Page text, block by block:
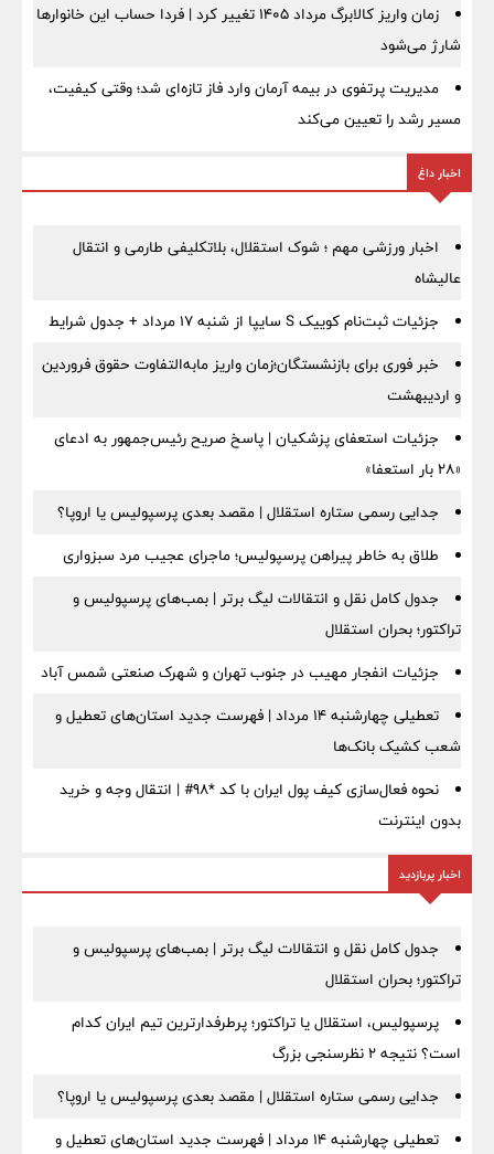
زمان واریز کالابرگ مرداد ۱۴۰۵ تغییر کرد | فردا حساب این خانوارها
شارژ می‌شود
مدیریت پرتفوی در بیمه آرمان وارد فاز تازه‌ای شد؛ وقتی کیفیت،
مسیر رشد را تعیین می‌کند
اخبار داغ
اخبار ورزشی مهم ؛ شوک استقلال، بلاتکلیفی طارمی و انتقال
عالیشاه
جزئیات ثبت‌نام کوییک S سایپا از شنبه ۱۷ مرداد + جدول شرایط
خبر فوری برای بازنشستگان؛زمان واریز مابه‌التفاوت حقوق فروردین
و اردیبهشت
جزئیات استعفای پزشکیان | پاسخ صریح رئیس‌جمهور به ادعای
«۲۸ بار استعفا»
جدایی رسمی ستاره استقلال | مقصد بعدی پرسپولیس یا اروپا؟
طلاق به خاطر پیراهن پرسپولیس؛ ماجرای عجیب مرد سبزواری
جدول کامل نقل و انتقالات لیگ برتر | بمب‌های پرسپولیس و
تراکتور؛ بحران استقلال
جزئیات انفجار مهیب در جنوب تهران و شهرک صنعتی شمس آباد
تعطیلی چهارشنبه ۱۴ مرداد | فهرست جدید استان‌های تعطیل و
شعب کشیک بانک‌ها
نحوه فعال‌سازی کیف پول ایران با کد *98# | انتقال وجه و خرید
بدون اینترنت
اخبار پربازدید
جدول کامل نقل و انتقالات لیگ برتر | بمب‌های پرسپولیس و
تراکتور؛ بحران استقلال
پرسپولیس، استقلال یا تراکتور؛ پرطرفدارترین تیم ایران کدام
است؟ نتیجه ۲ نظرسنجی بزرگ
جدایی رسمی ستاره استقلال | مقصد بعدی پرسپولیس یا اروپا؟
تعطیلی چهارشنبه ۱۴ مرداد | فهرست جدید استان‌های تعطیل و